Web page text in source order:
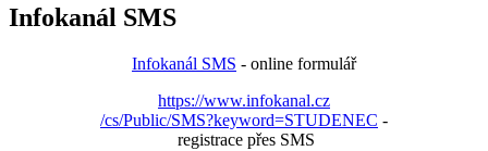
Infokanál SMS
Infokanál SMS - online formulář
https://www.infokanal.cz
/cs/Public/SMS?keyword=STUDENEC -
registrace přes SMS